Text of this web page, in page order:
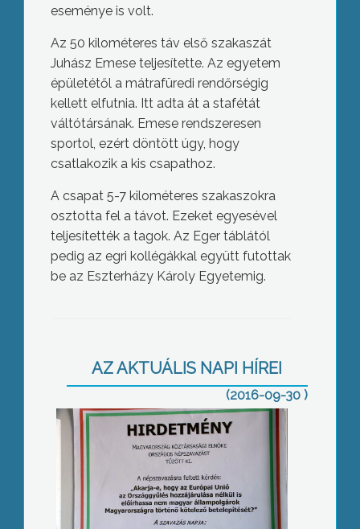
eseménye is volt.
Az 50 kilométeres táv első szakaszát
Juhász Emese teljesítette. Az egyetem
épületétől a mátrafüredi rendőrségig
kellett elfutnia. Itt adta át a stafétát
váltótársának. Emese rendszeresen
sportol, ezért döntött úgy, hogy
csatlakozik a kis csapathoz.
A csapat 5-7 kilométeres szakaszokra
osztotta fel a távot. Ezeket egyesével
teljesítették a tagok. Az Eger táblától
pedig az egri kollégákkal együtt futottak
be az Eszterházy Károly Egyetemig.
AZ AKTUÁLIS NAPI HÍREI
(2016-09-30 )
Szüret: jó idő, jó termés